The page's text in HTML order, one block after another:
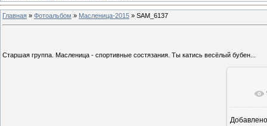
Главная » Фотоальбом » Масленица-2015 » SAM_6137
Старшая группа. Масленица - спортивные состязания. Ты катись весёлый бубен...
В
Добавлено